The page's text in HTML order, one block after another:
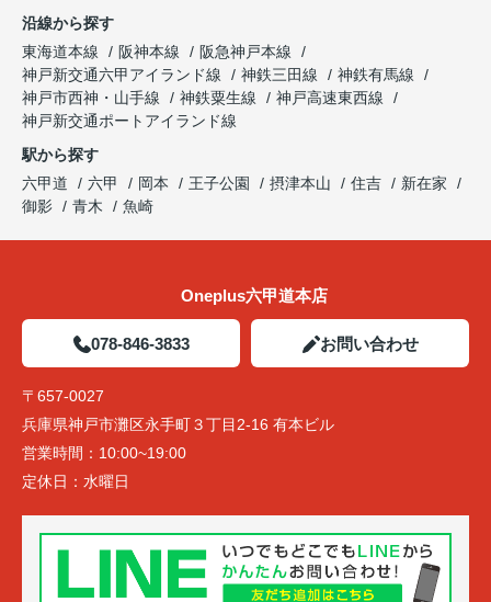
沿線から探す
東海道本線
阪神本線
阪急神戸本線
神戸新交通六甲アイランド線
神鉄三田線
神鉄有馬線
神戸市西神・山手線
神鉄粟生線
神戸高速東西線
神戸新交通ポートアイランド線
駅から探す
六甲道
六甲 岡本 王子公園 摂津本山 住吉
新在家
御影
青木 魚崎
Oneplus六甲道本店
078-846-3833 お問い合わせ
〒657-0027
兵庫県神戸市灘区永手町３丁目2-16 有本ビル
営業時間： 10:00~19:00
定休日： 水曜日